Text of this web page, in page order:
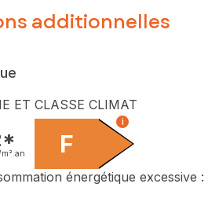
additionnelles
ET CLASSE CLIMAT
an F
i
énergétique excessive :